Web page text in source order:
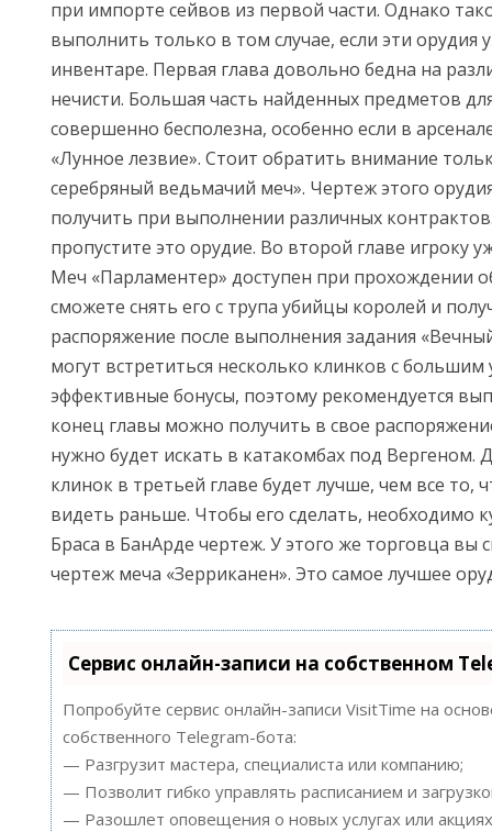
при импорте сейвов из первой части. Однако
выполнить только в том случае, если эти орудия
инвентаре. Первая глава довольно бедна на
нечисти. Большая часть найденных предметов
совершенно бесполезна, особенно если в
«Лунное лезвие». Стоит обратить внимание
серебряный ведьмачий меч». Чертеж этого
получить при выполнении различных
пропустите это орудие. Во второй главе игроку
Меч «Парламентер» доступен при прохождении
сможете снять его с трупа убийцы королей и
распоряжение после выполнения задания
могут встретиться несколько клинков с
эффективные бонусы, поэтому рекомендуется
конец главы можно получить в свое
нужно будет искать в катакомбах под Вергеном.
клинок в третьей главе будет лучше, чем все то,
видеть раньше. Чтобы его сделать, необходимо
Браса в БанАрде чертеж. У этого же торговца вы
чертеж меча «Зерриканен». Это самое лучшее
Сервис онлайн-записи на собственном
Попробуйте сервис онлайн-записи VisitTime на
собственного Telegram-бота:
— Разгрузит мастера, специалиста или компанию;
— Позволит гибко управлять расписанием и
— Разошлет оповещения о новых услугах или